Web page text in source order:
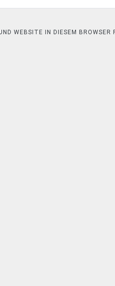
WEBSITE IN DIESEM